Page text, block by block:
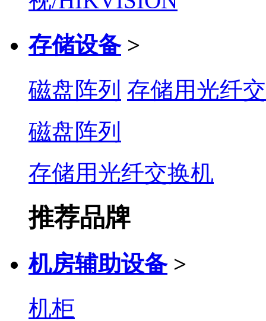
存储设备 >
磁盘阵列 存储用光纤
磁盘阵列
存储用光纤交换机
推荐品牌
机房辅助设备 >
机柜